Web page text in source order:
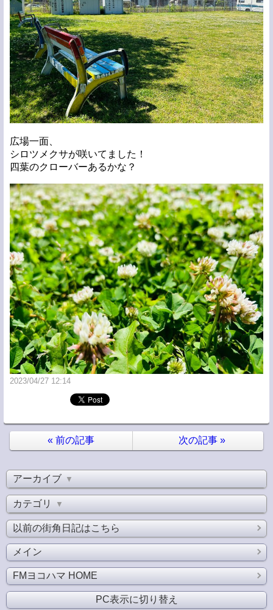
広場一面、
シロツメクサが咲いてました！
四葉のクローバーあるかな？
2023/04/27 12:14
« 前の記事 次の記事 »
アーカイブ ▼
カテゴリ ▼
以前の街角日記はこちら
メイン
FMヨコハマ HOME
PC表示に切り替え